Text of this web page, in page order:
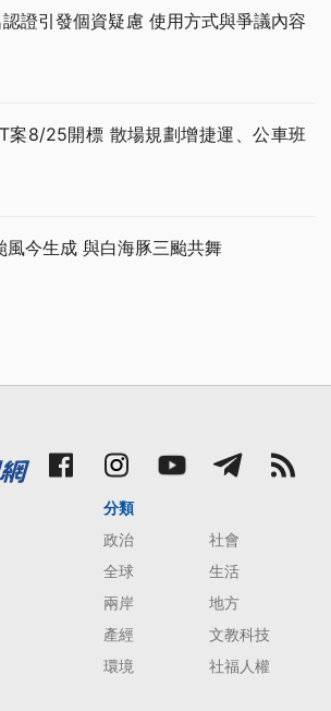
證引發個資疑慮 使用方式與爭議內容
案8/25開標 散場規劃增捷運、公車班
風今生成 與白海豚三颱共舞
分類
政治
社會
全球
生活
兩岸
地方
產經
文教科技
環境
社福人權